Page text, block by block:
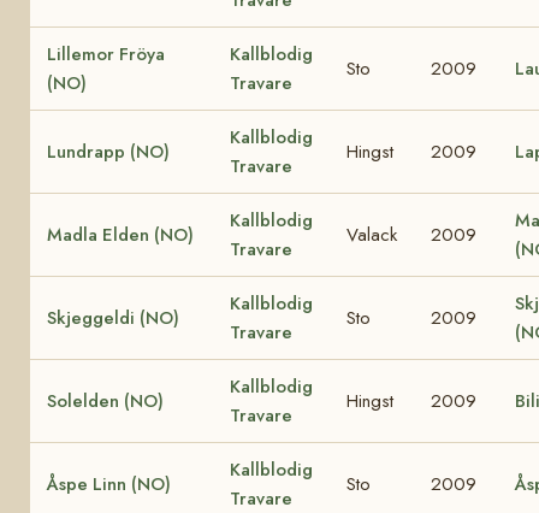
Lillemor Fröya
(NO)
Kallblodig
Travare
Sto 2009
Lundrapp (NO)
Kallblodig
Travare
Hingst 2009
Madla Elden (NO)
Kallblodig
Travare
Valack 2009
Skjeggeldi (NO)
Kallblodig
Travare
Sto 2009
Solelden (NO)
Kallblodig
Travare
Hingst 2009
Åspe Linn (NO)
Kallblodig
Travare
Sto 2009